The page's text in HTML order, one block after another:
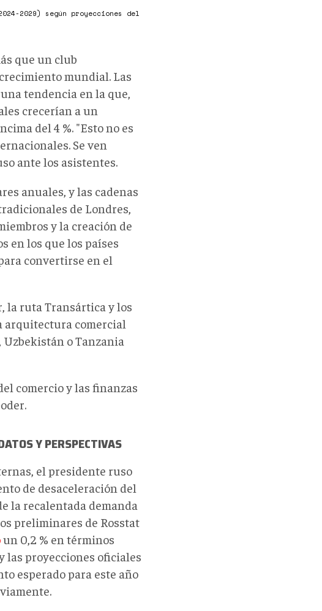
2029) según proyecciones del
que un club
mundial. Las
tendencia en la que,
crecerían a un
del 4 %. "Esto no es
Se ven
ante los asistentes.
anuales, y las cadenas
de Londres,
y la creación de
en los que los países
convertirse en el
la ruta Transártica y los
arquitectura comercial
o Tanzania
comercio y las finanzas
Y PERSPECTIVAS
el presidente ruso
de desaceleración del
la recalentada demanda
preliminares de Rosstat
un 0,2 % en términos
las proyecciones oficiales
esperado para este año